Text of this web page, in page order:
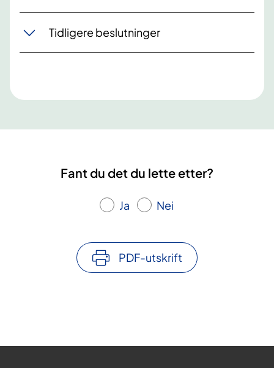
Tidligere beslutninger
Fant du det du lette etter?
Ja Nei
PDF-utskrift